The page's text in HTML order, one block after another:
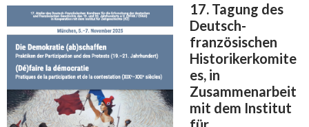
17. Tagung des
Deutsch-
französischen
Historikerkomite
es, in
Zusammenarbeit
mit dem Institut